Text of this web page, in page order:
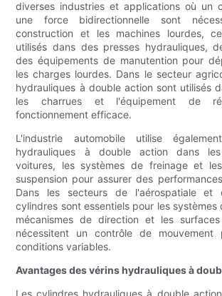
diverses industries et applications où un
une force bidirectionnelle sont
construction et les machines lourdes,
utilisés dans des presses hydrauliques,
des équipements de manutention pour
les charges lourdes. Dans le secteur
hydrauliques à double action sont utilisés
les charrues et l'équipement de
fonctionnement efficace.
L'industrie automobile utilise
hydrauliques à double action dans
voitures, les systèmes de freinage et
suspension pour assurer des
Dans les secteurs de l'aérospatiale et
cylindres sont essentiels pour les systèmes
mécanismes de direction et les
nécessitent un contrôle de mouvement
conditions variables.
Avantages des vérins hydrauliques à